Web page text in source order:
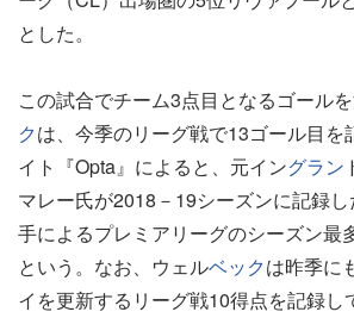
とした。
この試合でチーム3点目となるゴール
クは、今季のリーグ戦で13ゴール目を
イト『Opta』によると、元イングラン
マレー氏が2018－19シーズンに記録
手によるプレミアリーグのシーズン最
という。なお、ウェルベックは昨季に
イを更新するリーグ戦10得点を記録し